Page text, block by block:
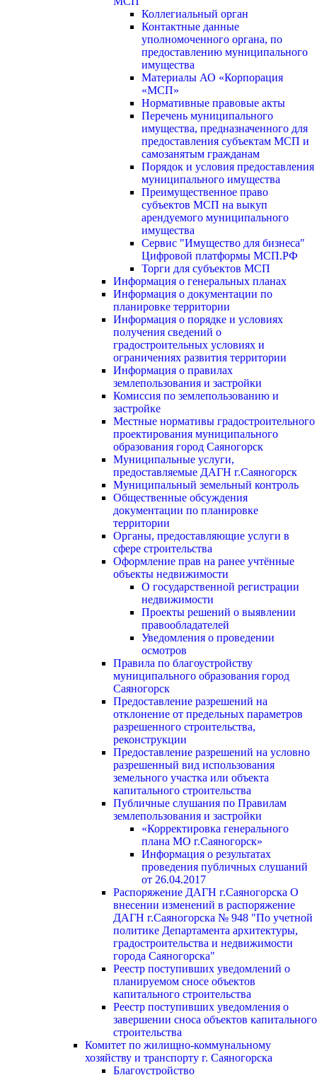
Коллегиальный орган
Контактные данные
уполномоченного органа, по
предоставлению муниципального
имущества
Материалы АО «Корпорация
«МСП»
Нормативные правовые акты
Перечень муниципального
имущества, предназначенного для
предоставления субъектам МСП и
самозанятым гражданам
Порядок и условия предоставления
муниципального имущества
Преимущественное право
субъектов МСП на выкуп
арендуемого муниципального
имущества
Сервис "Имущество для бизнеса"
Цифровой платформы МСП.РФ
Торги для субъектов МСП
Информация о генеральных планах
Информация о документации по
планировке территории
Информация о порядке и условиях
получения сведений о
градостроительных условиях и
ограничениях развития территории
Информация о правилах
землепользования и застройки
Комиссия по землепользованию и
застройке
Местные нормативы градостроительного
проектирования муниципального
образования город Саяногорск
Муниципальные услуги,
предоставляемые ДАГН г.Саяногорск
Муниципальный земельный контроль
Общественные обсуждения
документации по планировке
территории
Органы, предоставляющие услуги в
сфере строительства
Оформление прав на ранее учтённые
объекты недвижимости
О государственной регистрации
недвижимости
Проекты решений о выявлении
правообладателей
Уведомления о проведении
осмотров
Правила по благоустройству
муниципального образования город
Саяногорск
Предоставление разрешений на
отклонение от предельных параметров
разрешенного строительства,
реконструкции
Предоставление разрешений на условно
разрешенный вид использования
земельного участка или объекта
капитального строительства
Публичные слушания по Правилам
землепользования и застройки
«Корректировка генерального
плана МО г.Саяногорск»
Информация о результатах
проведения публичных слушаний
от 26.04.2017
Распоряжение ДАГН г.Саяногорска О
внесении изменений в распоряжение
ДАГН г.Саяногорска № 948 "По учетной
политике Департамента архитектуры,
градостроительства и недвижимости
города Саяногорска"
Реестр поступивших уведомлений о
планируемом сносе объектов
капитального строительства
Реестр поступивших уведомления о
завершении сноса объектов капитального
строительства
Комитет по жилищно-коммунальному
хозяйству и транспорту г. Саяногорска
Благоустройство